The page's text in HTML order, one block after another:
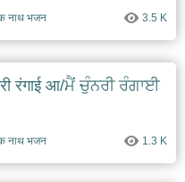
नाथ भजन 3.5 K
रंगाई आ/ਮੈਂ ਚੁੰਨਰੀ ਰੰਗਾਈ
नाथ भजन 1.3 K